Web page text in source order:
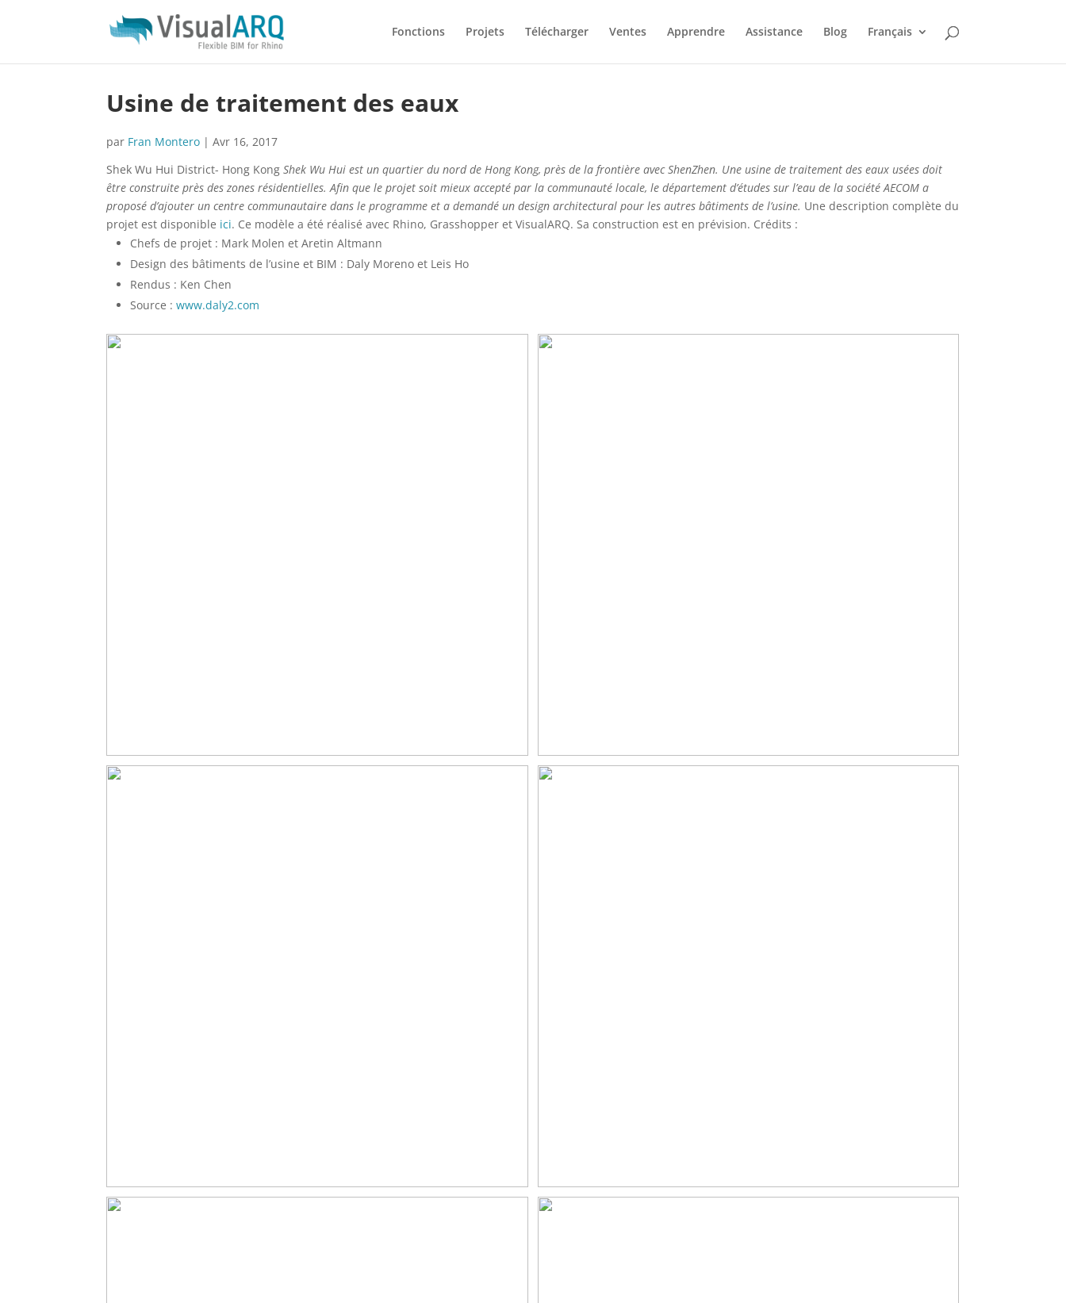
Fonctions Projets Télécharger Ventes Apprendre Assistance Blog Français
Usine de traitement des eaux
par Fran Montero |Avr 16, 2017
Shek Wu Hui District- Hong KongShek Wu Hui est un quartier du nord de Hong Kong, près de la frontière avec ShenZhen. Une usine de traitement des eaux usées doit
être construite près des zones résidentielles. Afin que le projet soit mieux accepté par la communauté locale, le département d’études sur l’eau de la société AECOM a
proposé d’ajouter un centre communautaire dans le programme et a demandé un design architectural pour les autres bâtiments de l’usine. Une description complète du
projet est disponible ici. Ce modèle a été réalisé avec Rhino, Grasshopper et VisualARQ. Sa construction est en prévision. Crédits :
Chefs de projet : Mark Molen et Aretin Altmann
Design des bâtiments de l’usine et BIM : Daly Moreno et Leis Ho
Rendus : Ken Chen
Source :www.daly2.com